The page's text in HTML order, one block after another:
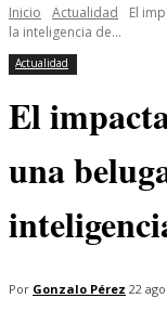
Inicio Actualidad
El
la inteligencia de...
Actualidad
El
una
Por Gonzalo Pérez 22